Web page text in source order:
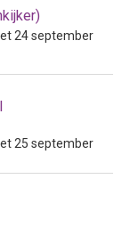
24 september
25 september